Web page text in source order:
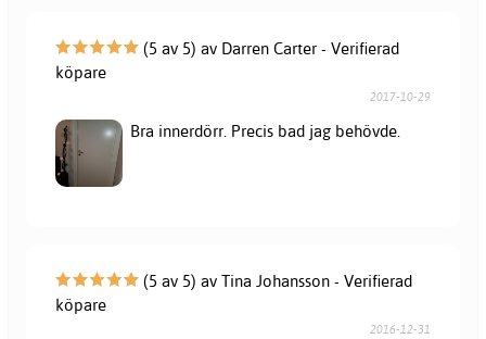
(5 av 5) av Darren Carter - Verifierad
köpare
2017-10-29
Bra innerdörr. Precis bad jag behövde.
(5 av 5) av Tina Johansson - Verifierad
köpare
2016-12-31